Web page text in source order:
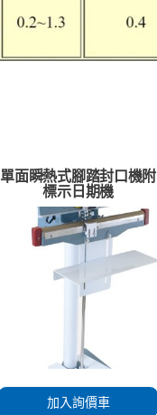
單面瞬熱式腳踏封口機附
標示日期機
加入詢價車